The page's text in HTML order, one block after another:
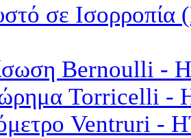
σε Ισορροπία
Bernoulli -
Torricelli -
Ventruri -